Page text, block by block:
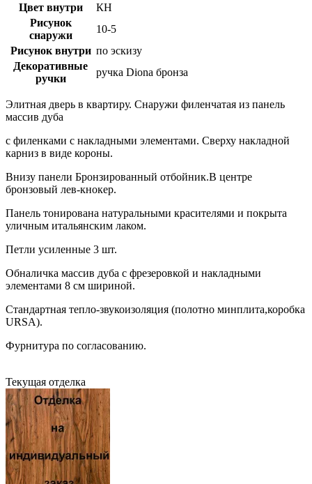
Цвет внутри
КН
Рисунок
снаружи
10-5
Рисунок внутри по эскизу
Декоративные
ручки
ручка Diona бронза
Элитная дверь в квартиру. Снаружи филенчатая из панель
массив дуба
с филенками с накладными элементами. Сверху накладной
карниз в виде короны.
Внизу панели Бронзированный отбойник.В центре
бронзовый лев-кнокер.
Панель тонирована натуральными красителями и покрыта
уличным итальянским лаком.
Петли усиленные 3 шт.
Обналичка массив дуба с фрезеровкой и накладными
элементами 8 см шириной.
Стандартная тепло-звукоизоляция (полотно минплита,коробка
URSA).
Фурнитура по согласованию.
Текущая отделка